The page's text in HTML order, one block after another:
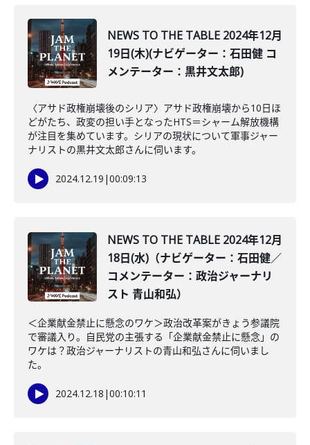
NEWS TO THE TABLE 2024年12月
19日(木)(ナビゲーター：石田健 コ
メンテーター：黒井文太郎)
〈アサド政権崩壊後のシリア〉アサド政権崩壊から10日ほ
どがたち、政変の担い手となったHTS＝シャーム解放機構
が注目を集めています。シリアの現状について軍事ジャー
ナリストの黒井文太郎さんに伺います。
2024.12.19 |00:09:13
NEWS TO THE TABLE 2024年12月
18日(水)（ナビゲーター：石田健／
コメンテーター：政治ジャーナリ
スト 青山和弘）
＜企業献金禁止に懸念のワケ＞政治改革案がきょう参議院
で審議入り。自民党の主張する「企業献金禁止に懸念」の
ワケは？政治ジャーナリストの青山和弘さんに伺いまし
た。
2024.12.18 |00:10:11